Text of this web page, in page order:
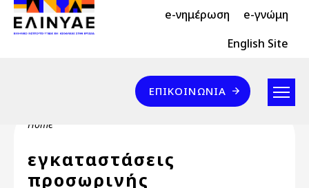
Skip to main content
Header Top 2 e-νημέρωση e-γνώμη
Header Top English Site
Επικοινωνία
ΕΠΙΚΟΙΝΩΝΊΑ
Breadcrumb
Home
εγκαταστάσεις
προσωρινής